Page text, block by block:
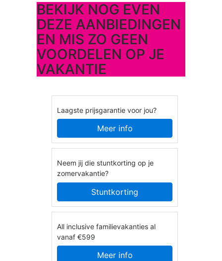
BEKIJK NOG EVEN
DEZE AANBIEDINGEN
EN MIS ZO GEEN
VOORDELEN OP JE
VAKANTIE
Laagste prijsgarantie voor jou?
Meer info
Neem jij die stuntkorting op je
zomervakantie?
Stuntkorting
All inclusive familievakanties al
vanaf €599
Meer info